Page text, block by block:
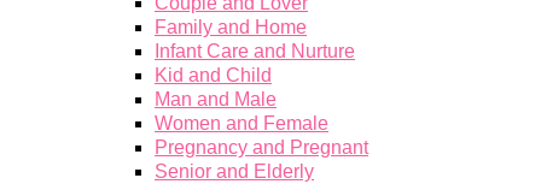
Family and Home
Infant Care and Nurture
Kid and Child
Man and Male
Women and Female
Pregnancy and Pregnant
Senior and Elderly